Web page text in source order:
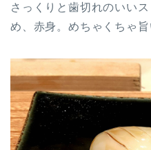
さっくりと歯切れのいい
め、赤身。めちゃくちゃ旨